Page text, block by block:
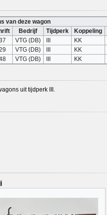
van deze wagon
Bedrijf Tijdperk Koppeling
VTG (DB) III KK
VTG (DB) III KK
VTG (DB) III KK
uit tijdperk III.